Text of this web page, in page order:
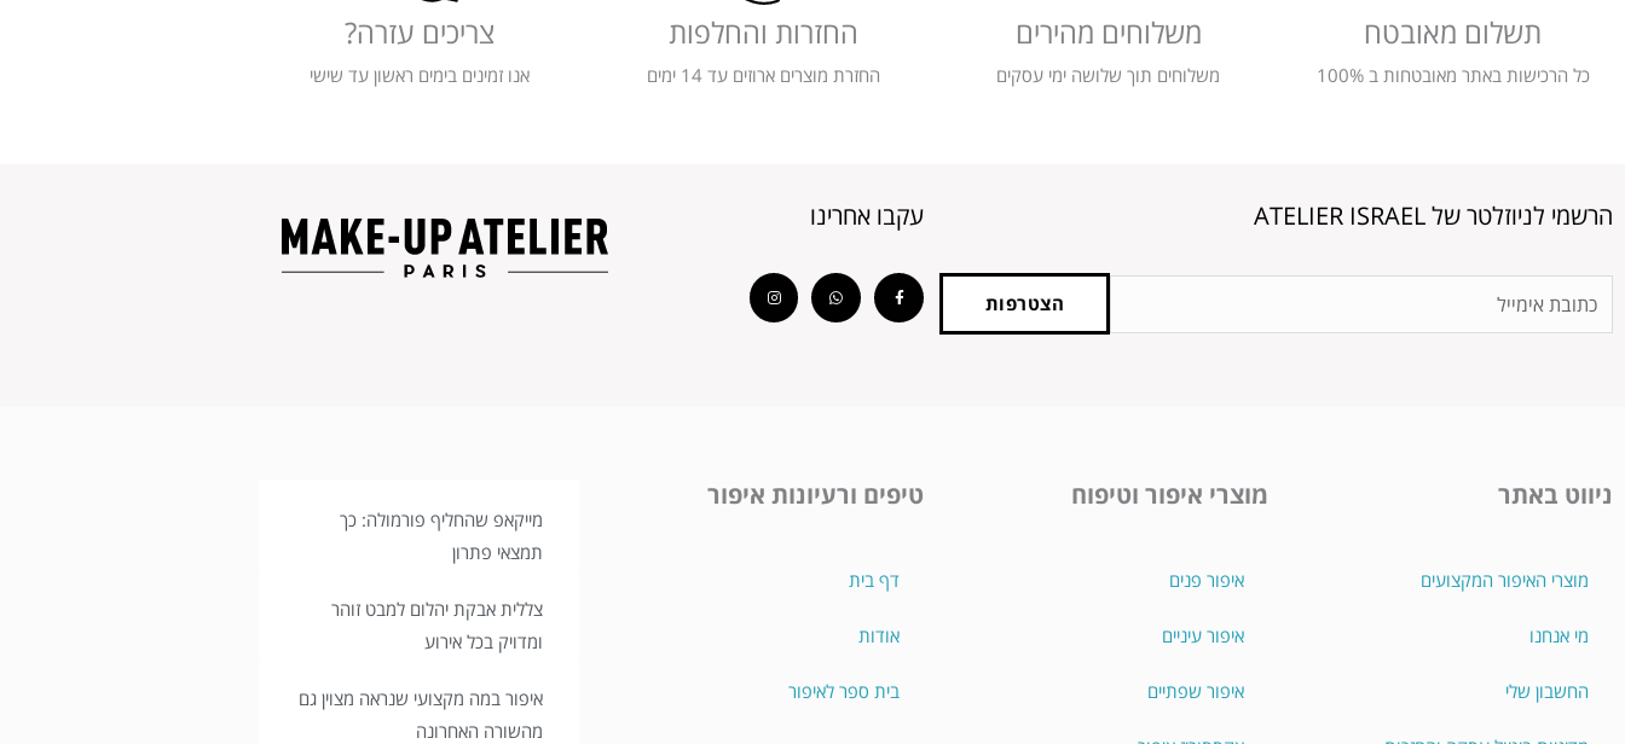
תשלום מאובטח
כל הרכישות באתר מאובטחות ב 100%
משלוחים מהירים
משלוחים תוך שלושה ימי עסקים
החזרות והחלפות
החזרת מוצרים ארוזים עד 14 ימים
צריכים עזרה?
אנו זמינים בימים ראשון עד שישי
הרשמי לניוזלטר של ATELIER ISRAEL
הצטרפות
עקבו אחרינו
Facebook-
f
Whatsapp
Instagram
ניווט באתר
מוצרי האיפור המקצועים
מי אנחנו
החשבון שלי
מוצרי איפור וטיפוח
איפור פנים
איפור עיניים
איפור שפתיים
טיפים ורעיונות איפור
דף בית
אודות
בית ספר לאיפור
מייקאפ שהחליף פורמולה: כך
תמצאי פתרון
צללית אבקת יהלום למבט זוהר
ומדויק בכל אירוע
איפור במה מקצועי שנראה מצוין גם
מהשורה האחרונה